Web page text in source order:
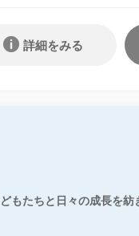
詳細をみる
もたちと日々の成長を